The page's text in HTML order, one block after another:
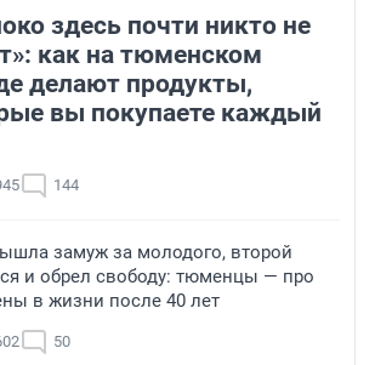
здесь почти никто не
как на тюменском
делают продукты,
вы покупаете каждый
144
замуж за молодого, второй
и обрел свободу: тюменцы — про
в жизни после 40 лет
50